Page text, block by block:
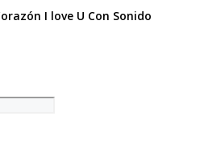
I love U Con Sonido